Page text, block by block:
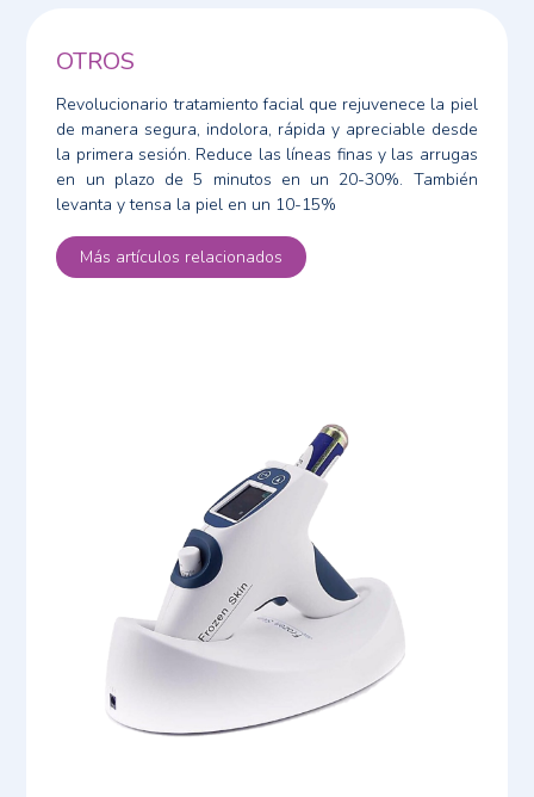
OTROS
Revolucionario tratamiento facial que rejuvenece la piel
de manera segura, indolora, rápida y apreciable desde
la primera sesión. Reduce las líneas finas y las arrugas
en un plazo de 5 minutos en un 20-30%. También
levanta y tensa la piel en un 10-15%
Más artículos relacionados